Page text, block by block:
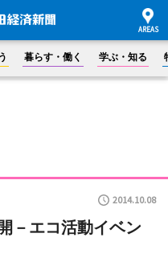
暮らす・働く 学ぶ・知る
2014.10.08
－エコ活動イベン